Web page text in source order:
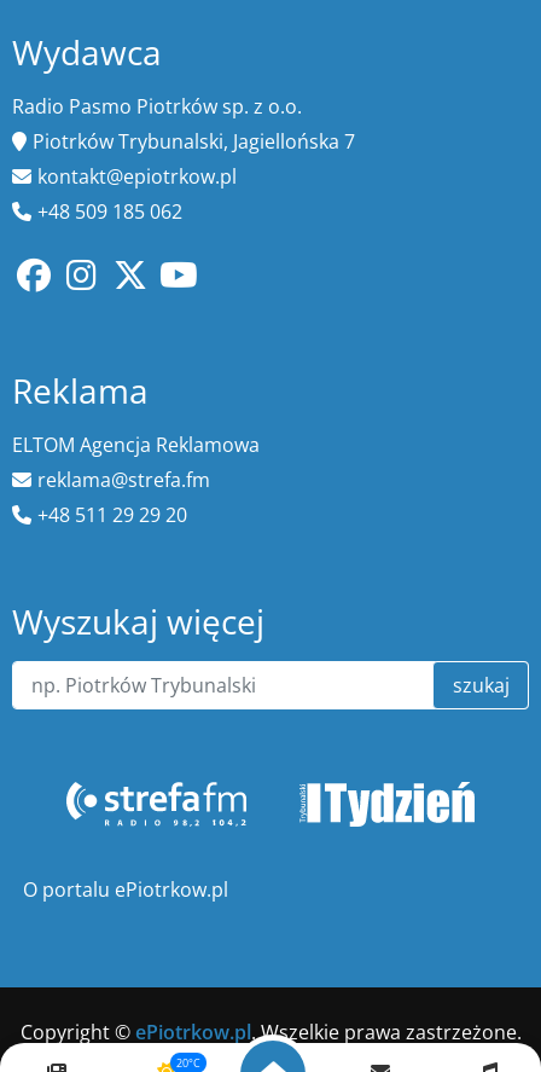
Wydawca
Radio Pasmo Piotrków sp. z o.o.
Piotrków Trybunalski, Jagiellońska 7
kontakt@epiotrkow.pl
+48 509 185 062
Reklama
ELTOM Agencja Reklamowa
reklama@strefa.fm
+48 511 29 29 20
Wyszukaj więcej
szukaj
O portalu ePiotrkow.pl
Copyright ©ePiotrkow.pl. Wszelkie prawa zastrzeżone.
20°C